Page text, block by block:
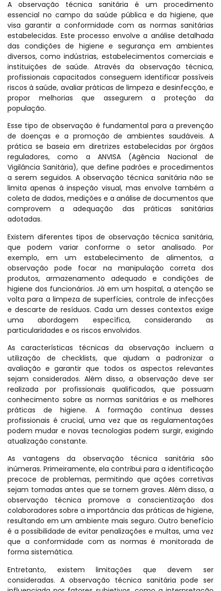
A observação técnica sanitária é um procedimento
essencial no campo da saúde pública e da higiene, que
visa garantir a conformidade com as normas sanitárias
estabelecidas. Este processo envolve a análise detalhada
das condições de higiene e segurança em ambientes
diversos, como indústrias, estabelecimentos comerciais e
instituições de saúde. Através da observação técnica,
profissionais capacitados conseguem identificar possíveis
riscos à saúde, avaliar práticas de limpeza e desinfecção, e
propor melhorias que assegurem a proteção da
população.
Esse tipo de observação é fundamental para a prevenção
de doenças e a promoção de ambientes saudáveis. A
prática se baseia em diretrizes estabelecidas por órgãos
reguladores, como a ANVISA (Agência Nacional de
Vigilância Sanitária), que define padrões e procedimentos
a serem seguidos. A observação técnica sanitária não se
limita apenas à inspeção visual, mas envolve também a
coleta de dados, medições e a análise de documentos que
comprovem a adequação das práticas sanitárias
adotadas.
Existem diferentes tipos de observação técnica sanitária,
que podem variar conforme o setor analisado. Por
exemplo, em um estabelecimento de alimentos, a
observação pode focar na manipulação correta dos
produtos, armazenamento adequado e condições de
higiene dos funcionários. Já em um hospital, a atenção se
volta para a limpeza de superfícies, controle de infecções
e descarte de resíduos. Cada um desses contextos exige
uma abordagem específica, considerando as
particularidades e os riscos envolvidos.
As características técnicas da observação incluem a
utilização de checklists, que ajudam a padronizar a
avaliação e garantir que todos os aspectos relevantes
sejam considerados. Além disso, a observação deve ser
realizada por profissionais qualificados, que possuam
conhecimento sobre as normas sanitárias e as melhores
práticas de higiene. A formação contínua desses
profissionais é crucial, uma vez que as regulamentações
podem mudar e novas tecnologias podem surgir, exigindo
atualização constante.
As vantagens da observação técnica sanitária são
inúmeras. Primeiramente, ela contribui para a identificação
precoce de problemas, permitindo que ações corretivas
sejam tomadas antes que se tornem graves. Além disso, a
observação técnica promove a conscientização dos
colaboradores sobre a importância das práticas de higiene,
resultando em um ambiente mais seguro. Outro benefício
é a possibilidade de evitar penalizações e multas, uma vez
que a conformidade com as normas é monitorada de
forma sistemática.
Entretanto, existem limitações que devem ser
consideradas. A observação técnica sanitária pode ser